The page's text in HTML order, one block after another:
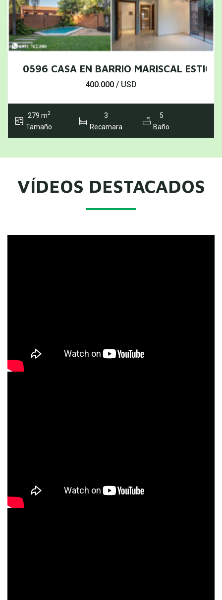
PARQUES DEL YACHT
0596 CASA EN BARRIO MARISCAL
400.000 / USD
279 m2
Tamaño
3
Recamara
5
Baño
VÍDEOS DESTACADOS